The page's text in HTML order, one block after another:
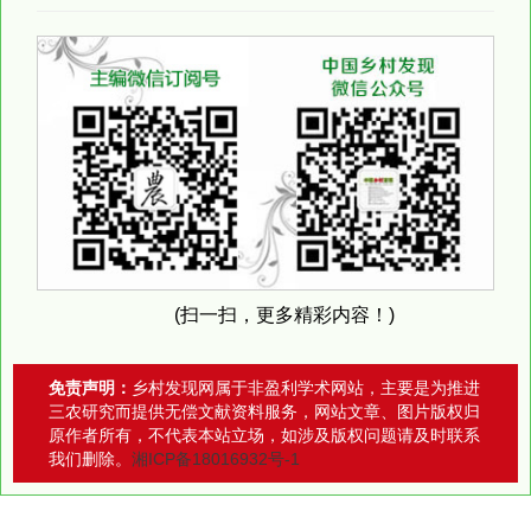
(扫一扫，更多精彩内容！)
免责声明： 乡村发现网属于非盈利学术网站，主要是为推进
三农研究而提供无偿文献资料服务，网站文章、图片版权归
原作者所有，不代表本站立场，如涉及版权问题请及时联系
我们删除。 湘ICP备18016932号-1